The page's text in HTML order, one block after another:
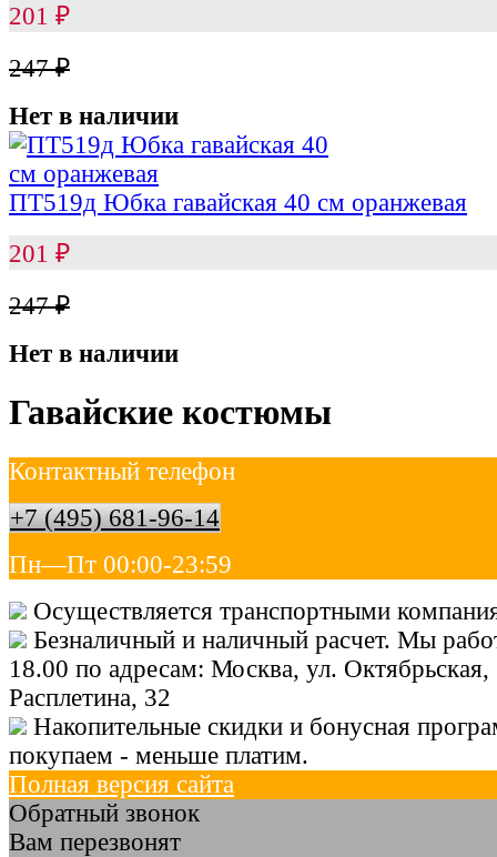
201 ₽
247₽
Нет в наличии
ПТ519д Юбка гавайская 40 см оранжевая
201 ₽
247₽
Нет в наличии
Гавайские костюмы
Контактный телефон
+7 (495) 681-96-14
Пн—Пт 00:00-23:59
Осуществляется транспортными
Безналичный и наличный расчет. Мы
18.00 по адресам: Москва, ул. Октябрьская,
Расплетина, 32
Накопительные скидки и бонусная
покупаем - меньше платим.
Полная версия сайта
Обратный звонок
Вам перезвонят